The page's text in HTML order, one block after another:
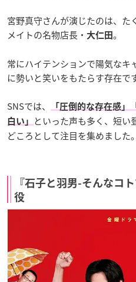
宮野真守さんが演じたのは、
メイトの名物店長・ 大仁田 。
常にハイテンションで陽気なキ
に勢いと笑いをもたらす存在で
SNSでは、
「圧倒的な存在感」
白い」
といった声も多く、短い
どころとして注目を集めました。
『石子と羽男-そんなコ
役